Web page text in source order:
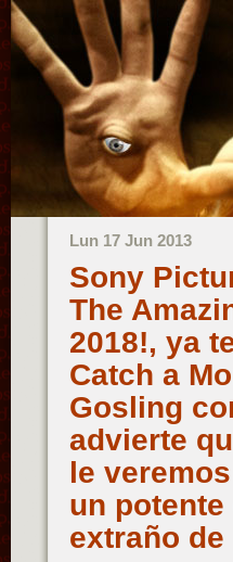
Lun 17 Jun 2013
Sony
The
2018!, ya
Catch a
Gosling
advierte
le
un
extraño